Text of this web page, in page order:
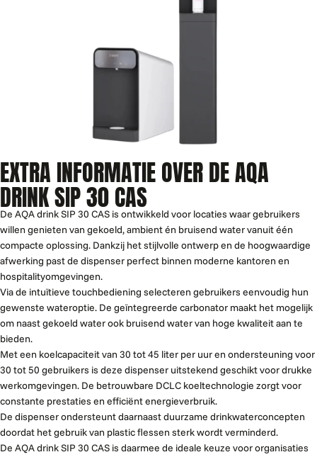
EXTRA INFORMATIE OVER DE AQA
DRINK SIP 30 CAS
De AQA drink SIP 30 CAS is ontwikkeld voor locaties waar gebruikers
willen genieten van gekoeld, ambient én bruisend water vanuit één
compacte oplossing. Dankzij het stijlvolle ontwerp en de hoogwaardige
afwerking past de dispenser perfect binnen moderne kantoren en
hospitalityomgevingen.
Via de intuïtieve touchbediening selecteren gebruikers eenvoudig hun
gewenste wateroptie. De geïntegreerde carbonator maakt het mogelijk
om naast gekoeld water ook bruisend water van hoge kwaliteit aan te
bieden.
Met een koelcapaciteit van 30 tot 45 liter per uur en ondersteuning voor
30 tot 50 gebruikers is deze dispenser uitstekend geschikt voor drukke
werkomgevingen. De betrouwbare DCLC koeltechnologie zorgt voor
constante prestaties en efficiënt energieverbruik.
De dispenser ondersteunt daarnaast duurzame drinkwaterconcepten
doordat het gebruik van plastic flessen sterk wordt verminderd.
De AQA drink SIP 30 CAS is daarmee de ideale keuze voor organisaties